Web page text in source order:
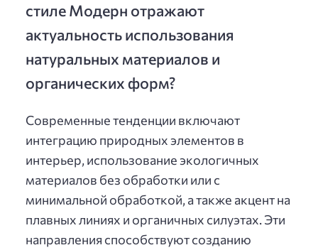
стиле Модерн отражают
актуальность использования
натуральных материалов и
органических форм?
Современные тенденции включают
интеграцию природных элементов в
интерьер, использование экологичных
материалов без обработки или с
минимальной обработкой, а также акцент на
плавных линиях и органичных силуэтах. Эти
направления способствуют созданию